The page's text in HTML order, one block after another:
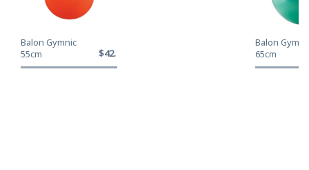
Balon Gymnic
55cm
$42.120
Balon
65cm